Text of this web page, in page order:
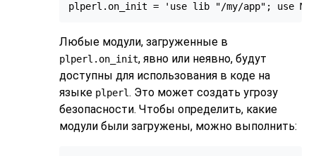
plperl.on_init = 'use lib "/my/app"; use
Любые модули, загруженные в
plperl.on_init, явно или неявно, будут
доступны для использования в коде на
языке plperl. Это может создать угрозу
безопасности. Чтобы определить, какие
модули были загружены, можно выполнить: